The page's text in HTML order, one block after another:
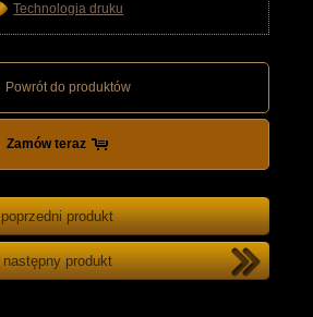
Technologia druku
Powrót do produktów
Zamów teraz
poprzedni produkt
następny produkt